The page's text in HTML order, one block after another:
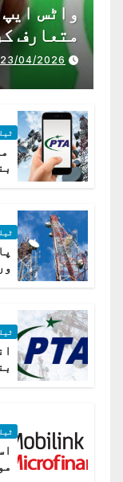
واٹس ایپ
متعارف
23/04/2026